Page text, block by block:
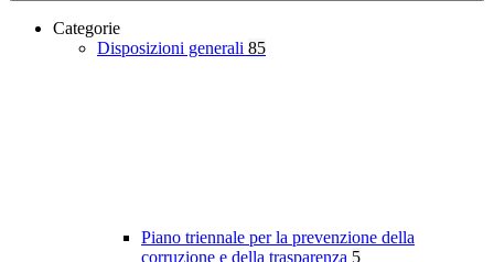
Categorie
Disposizioni generali 85
Piano triennale per la prevenzione della
corruzione e della trasparenza 5